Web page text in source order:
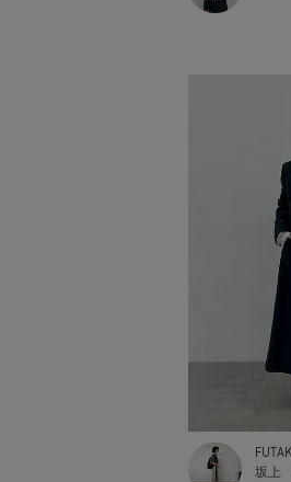
坂上